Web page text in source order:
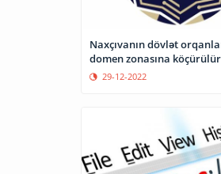
Naxçıvanın dövlət
domen zonasına köçürülür
29-12-2022